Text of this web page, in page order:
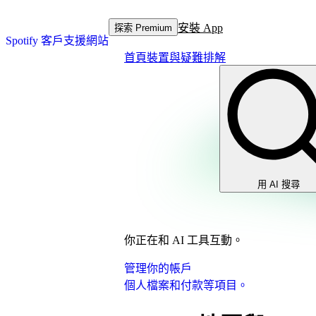
Spotify 客戶支援網站
探索 Premium 安裝 App
首頁裝置與疑難排解
用 AI 搜尋
你正在和 AI 工具互動。
管理你的帳戶
個人檔案和付款等項目。